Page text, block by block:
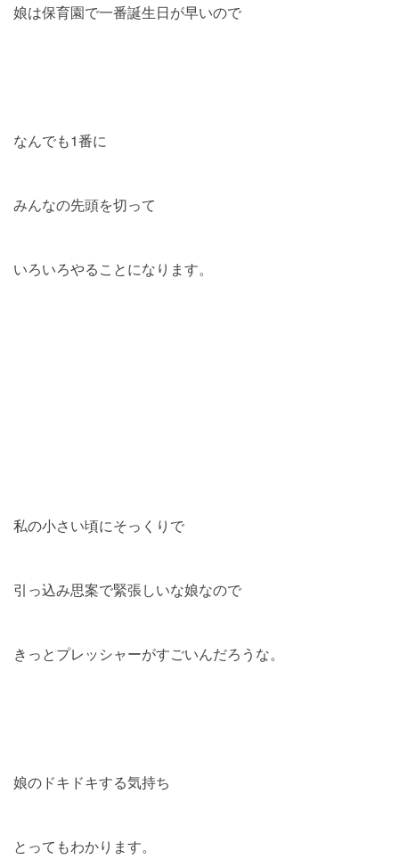
娘は保育園で一番誕生日が早いので
なんでも1番に
みんなの先頭を切って
いろいろやることになります。
私の小さい頃にそっくりで
引っ込み思案で緊張しいな娘なので
きっとプレッシャーがすごいんだろうな。
娘のドキドキする気持ち
とってもわかります。